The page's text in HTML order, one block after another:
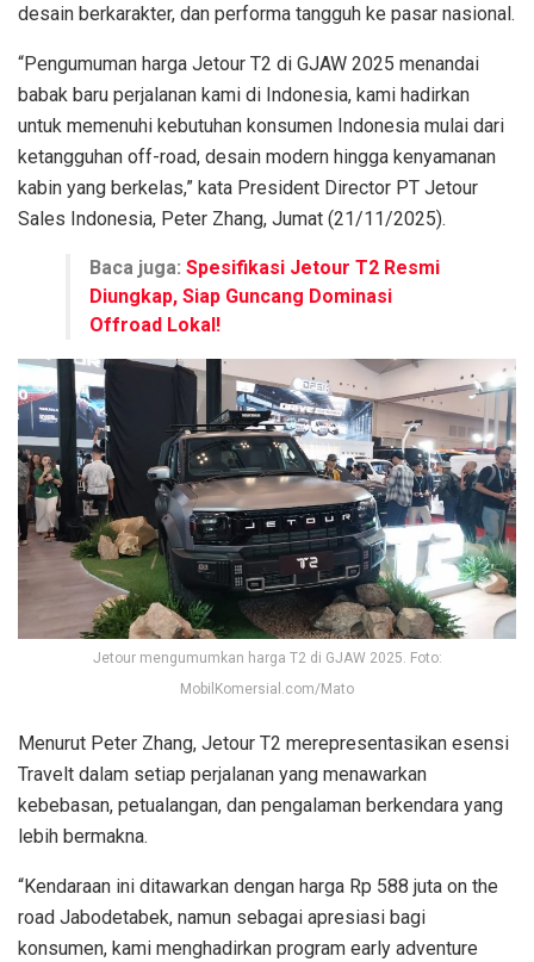
desain berkarakter, dan performa tangguh ke pasar nasional.
“Pengumuman harga Jetour T2 di GJAW 2025 menandai
babak baru perjalanan kami di Indonesia, kami hadirkan
untuk memenuhi kebutuhan konsumen Indonesia mulai dari
ketangguhan off-road, desain modern hingga kenyamanan
kabin yang berkelas,” kata President Director PT Jetour
Sales Indonesia, Peter Zhang, Jumat (21/11/2025).
Baca juga: Spesifikasi Jetour T2 Resmi
Diungkap, Siap Guncang Dominasi
Offroad Lokal!
Jetour mengumumkan harga T2 di GJAW 2025. Foto:
MobilKomersial.com/Mato
Menurut Peter Zhang, Jetour T2 merepresentasikan esensi
Travelt dalam setiap perjalanan yang menawarkan
kebebasan, petualangan, dan pengalaman berkendara yang
lebih bermakna.
“Kendaraan ini ditawarkan dengan harga Rp 588 juta on the
road Jabodetabek, namun sebagai apresiasi bagi
konsumen, kami menghadirkan program early adventure